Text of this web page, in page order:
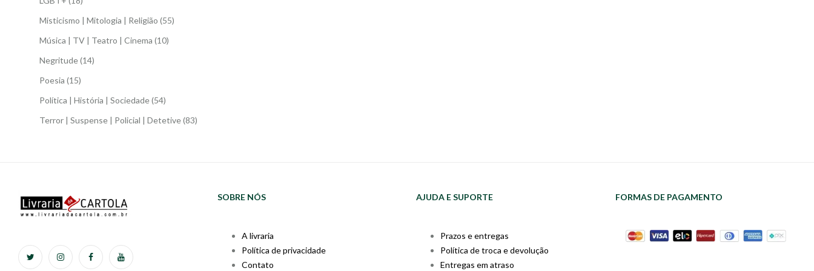
Misticismo | Mitologia | Religião (55)
Música | TV | Teatro | Cinema (10)
Negritude(14)
Poesia (15)
Política | História | Sociedade(54)
Terror | Suspense | Policial | Detetive(83)
SOBRE NÓS
A livraria
Política de privacidade
Contato
AJUDA E SUPORTE
Prazos e entregas
Política de troca e devolução
Entregas em atraso
FORMAS DE PAGAMENTO